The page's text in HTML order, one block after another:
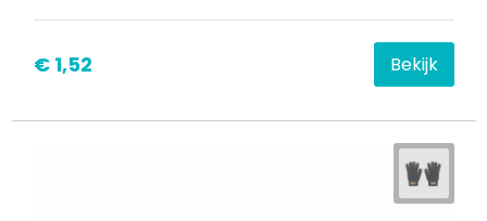
€ 1,52 Bekijk